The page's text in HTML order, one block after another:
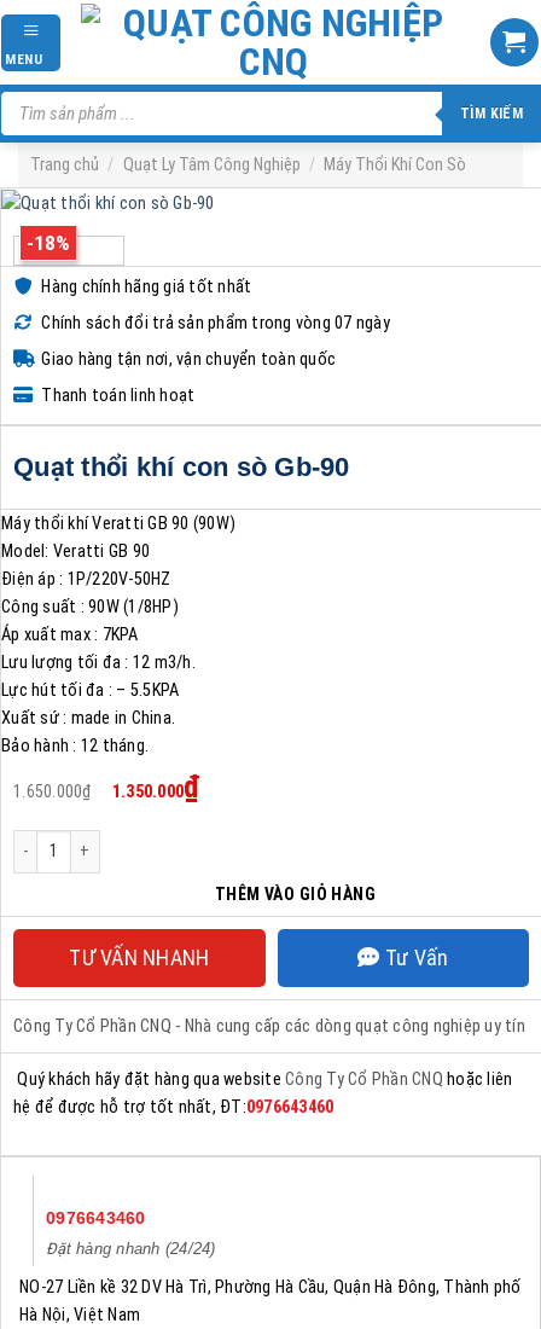
Skip
content
MENU
Tìm
kiếm
phẩm
TÌM KIẾM
Trang chủ / Quạt Ly Tâm Công Nghiệp / Máy Thổi Khí Con Sò
-18%
Hàng chính hãng giá tốt nhất
Chính sách đổi trả sản phẩm trong vòng 07 ngày
Giao hàng tận nơi, vận chuyển toàn quốc
Thanh toán linh hoạt
Quạt thổi khí con sò Gb-90
Máy thổi khí Veratti GB 90 (90W)
Model: Veratti GB 90
Điện áp : 1P/220V-50HZ
Công suất : 90W (1/8HP)
Áp xuất max : 7KPA
Lưu lượng tối đa : 12 m3/h.
Lực hút tối đa : – 5.5KPA
Xuất sứ : made in China.
Bảo hành : 12 tháng.
1.650.000₫
Giá
gốc
1.650.000₫.
1.350.000₫
Quạt thổi khí con sò Gb-90 số lượng
THÊM VÀO GIỎ HÀNG
TƯ VẤN NHANH Tư Vấn
Công Ty Cổ Phần CNQ - Nhà cung cấp các dòng quạt công nghiệp uy tín
Quý khách hãy đặt hàng qua website Công Ty Cổ Phần CNQ hoặc liên
hệ để được hỗ trợ tốt nhất, ĐT:0976643460
0976643460
Đặt hàng nhanh (24/24)
NO-27 Liền kề 32 DV Hà Trì, Phường Hà Cầu, Quận Hà Đông, Thành phố
Hà Nội, Việt Nam